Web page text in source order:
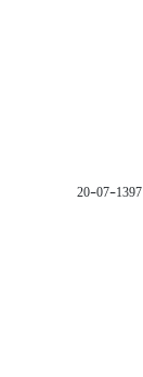
1397-07-20